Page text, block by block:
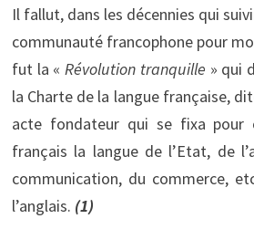
Il fallut, dans les décennies qui
communauté francophone pour
fut la «Révolution tranquille » qui
la Charte de la langue française,
acte fondateur qui se fixa
français la langue de l’Etat, de
communication, du commerce,
l’anglais. (1)